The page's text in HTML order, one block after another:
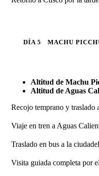
DÍA 5 MACHU
Altitud de Machu
Altitud de Aguas
Recojo temprano y traslado
Viaje en tren a Aguas
Traslado en bus a la
Visita guiada completa por